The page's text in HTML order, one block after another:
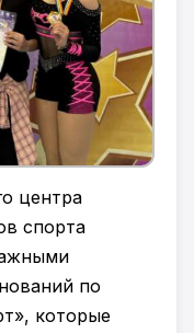
центра
спорта
по
которые